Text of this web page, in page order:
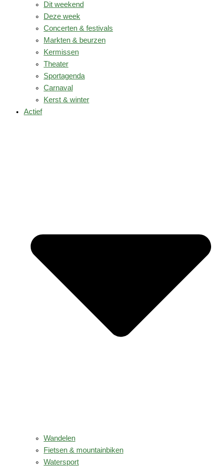
Dit weekend
Deze week
Concerten & festivals
Markten & beurzen
Kermissen
Theater
Sportagenda
Carnaval
Kerst & winter
Actief
Wandelen
Fietsen & mountainbiken
Watersport